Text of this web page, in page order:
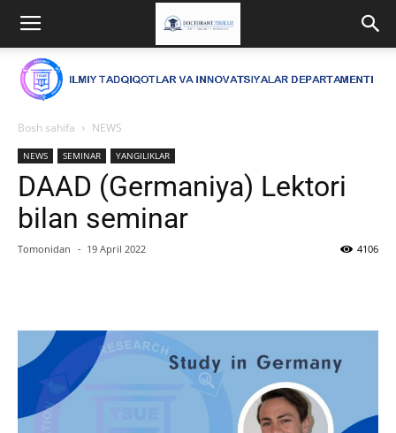
Bosh sahifa NEWS
NEWS SEMINAR YANGILIKLAR
DAAD (Germaniya) Lektori
bilan seminar
Tomonidan - 19 April 2022 4106